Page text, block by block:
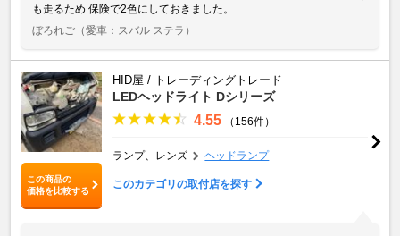
も走るため 保険で2色にしておきました。
ぼろれご （愛車：スバル ステラ）
この商品の
価格を比較する
HID屋 / トレーディングトレード
LEDヘッドライト Dシリーズ
4.55 （156件）
ランプ、レンズ ヘッドランプ
このカテゴリの取付店を探す